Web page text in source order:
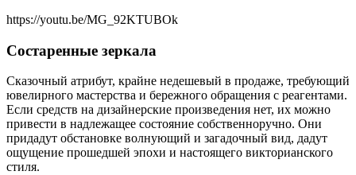
https://youtu.be/MG_92KTUBOk
Состаренные зеркала
Сказочный атрибут, крайне недешевый в продаже, требующий
ювелирного мастерства и бережного обращения с реагентами.
Если средств на дизайнерские произведения нет, их можно
привести в надлежащее состояние собственноручно. Они
придадут обстановке волнующий и загадочный вид, дадут
ощущение прошедшей эпохи и настоящего викторианского
стиля.